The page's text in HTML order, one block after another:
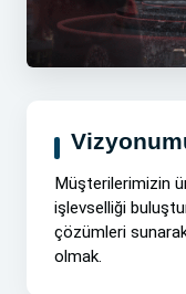
Müşterilerimizin
işlevselliği
çözümleri
olmak.